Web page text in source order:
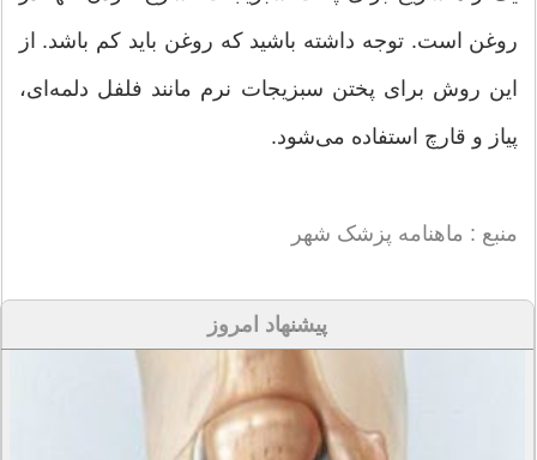
روغن است. توجه داشته باشید که روغن باید کم باشد. از
این روش برای پختن سبزیجات نرم مانند فلفل دلمه‌ای،
پیاز و قارچ استفاده می‌شود.
منبع : ماهنامه پزشک شهر
پیشنهاد امروز